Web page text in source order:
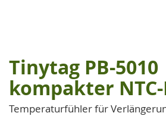
Zum
Anfang
der
Bildgalerie
Tinytag PB-5010
kompakter
Temperaturfühler für